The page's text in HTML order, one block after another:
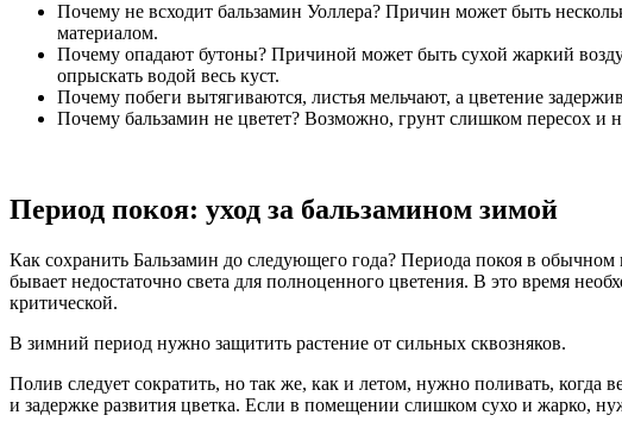
Почему не всходит бальзамин Уоллера? Причин может быть
материалом.
Почему опадают бутоны? Причиной может быть сухой жаркий
опрыскать водой весь куст.
Почему побеги вытягиваются, листья мельчают, а цветение
Почему бальзамин не цветет? Возможно, грунт слишком пересох и
Период покоя: уход за бальзамином зимой
Как сохранить Бальзамин до следующего года? Периода покоя в
бывает недостаточно света для полноценного цветения. В это время
критической.
В зимний период нужно защитить растение от сильных сквозняков.
Полив следует сократить, но так же, как и летом, нужно поливать,
и задержке развития цветка. Если в помещении слишком сухо и жарко,